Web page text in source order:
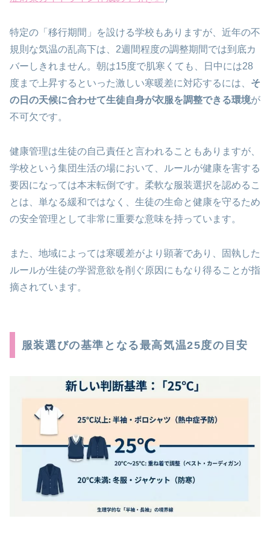
特定の「移行期間」を設ける学校もありますが、近年の不
規則な気温の乱高下は、2週間程度の調整期間では到底カ
バーしきれません。朝は15度で肌寒くても、日中には28
度まで上昇するといった激しい寒暖差に対応するには、 そ
の日の天候に合わせて生徒自身が衣服を調整できる環境が
不可欠です。
健康管理は生徒の自己責任と言われることもありますが、
学校という集団生活の場において、ルールが健康を害する
要因になっては本末転倒です。柔軟な服装選択を認めるこ
とは、単なる緩和ではなく、生徒の生命と健康を守るため
の安全管理として非常に重要な意味を持っています。
また、地域によっては寒暖差がより顕著であり、固執した
ルールが生徒の学習意欲を削ぐ原因にもなり得ることが指
摘されています。
服装選びの基準となる最高気温25度の目安